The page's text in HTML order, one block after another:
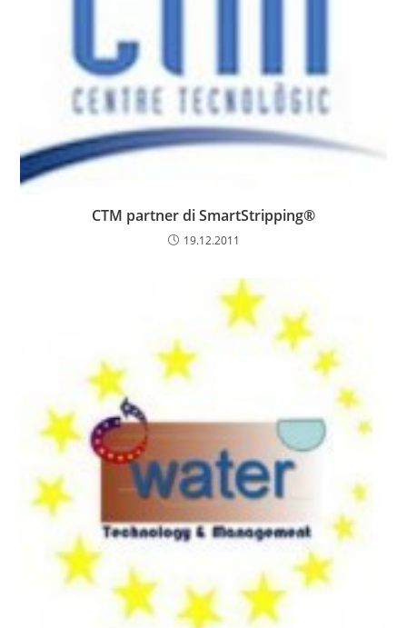
CTM partner di SmartStripping®
19.12.2011